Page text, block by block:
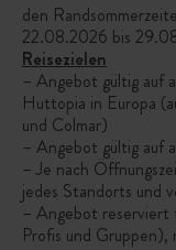
den
22.08.2026 bis
Reisezielen
– Angebot gültig auf
Huttopia in Europa
und Colmar)​
– Angebot gültig auf
– Je nach
jedes Standorts und
– Angebot
Profis und Gruppen),